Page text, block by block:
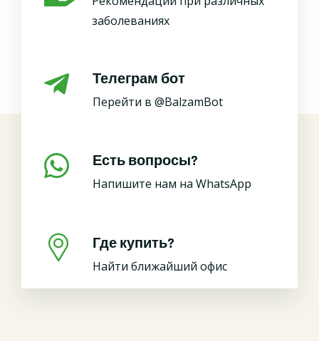
заболеваниях
Телеграм бот
Перейти в @BalzamBot
Есть вопросы?
Напишите нам на WhatsApp
Где купить?
Найти ближайший офис